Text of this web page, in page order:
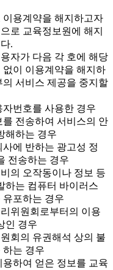
용계약을 해지하고자
로 교육정보원에 해지
.
자가 다음 각 호에 해당
이 이용계약을 해지하
서비스 제공을 중지할
자번호를 사용한 경우
를 전송하여 서비스의 안
해하는 경우
사에 반하는 광고성 정
전송하는 경우
의 오작동이나 정보 등
하는 컴퓨터 바이러스
유포하는 경우
위원회로부터의 이용
인 경우
회의 유권해석 상의 불
하는 경우
용하여 얻은 정보를 교육